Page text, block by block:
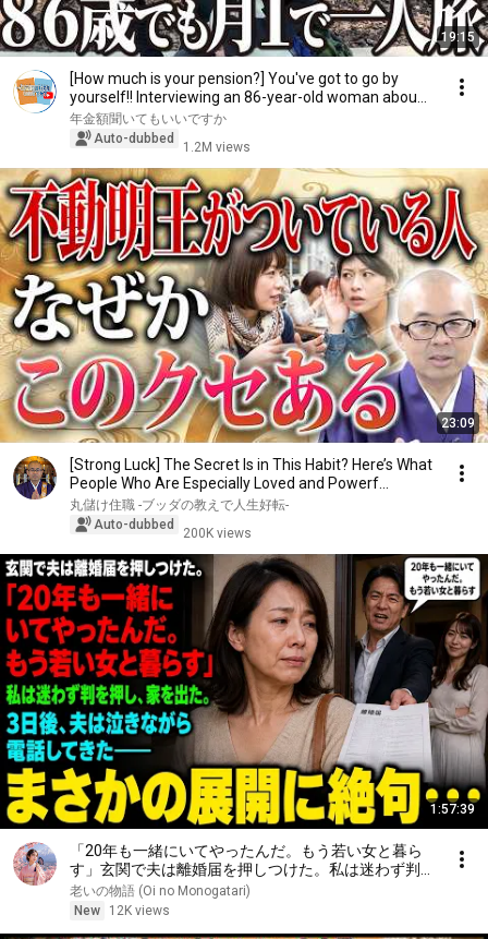
19:15
[How much is your pension?] You've got to go by
yourself!! Interviewing an 86-year-old woman abou...
年金額聞いてもいいですか
Auto-dubbed
1.2M views
23:09
[Strong Luck] The Secret Is in This Habit? Here’s What
People Who Are Especially Loved and Powerf...
丸儲け住職 -ブッダの教えで人生好転-
Auto-dubbed
200K views
1:57:39
「20年も一緒にいてやったんだ。もう若い女と暮ら
す」玄関で夫は離婚届を押しつけた。私は迷わず判を
押し、家を出た。3日後、夫は泣きながら電話してき
た――
老いの物語 (Oi no Monogatari)
New
12K views